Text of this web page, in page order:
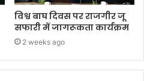
विश्व बाघ दिवस पर राजगीर जू
सफारी में जागरूकता कार्यक्रम
2 weeks ago